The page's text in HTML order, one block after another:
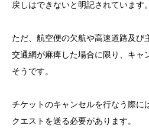
戻しはできないと明記されています。
ただ、航空便の欠航や高速道路及び
交通網が麻痺した場合に限り、キャ
そうです。
チケットのキャンセルを行なう際に
クエストを送る必要があります。